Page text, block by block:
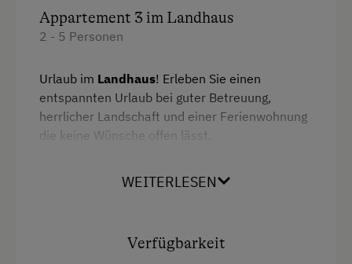
Mikrowelle
Safe
Wasserkocher
Küchenausstattung
Appartement 3 im Landhaus
2 - 5 Personen
Urlaub im Landhaus! Erleben Sie einen
entspannten Urlaub bei guter Betreuung,
herrlicher Landschaft und einer Ferienwohnung
die keine Wünsche offen lässt.
Schlafzimmern(bis 6 Personen),
Komplett ausgestattete Küche mit
WEITERLESEN
Verfügbarkeit